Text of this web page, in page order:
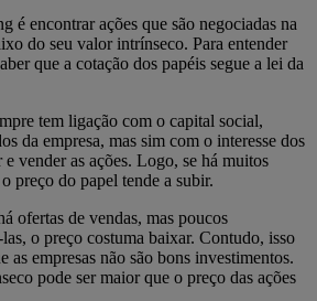
é encontrar ações que são negociadas na
do seu valor intrínseco. Para entender
que a cotação dos papéis segue a lei da
tem ligação com o capital social,
da empresa, mas sim com o interesse dos
vender as ações. Logo, se há muitos
preço do papel tende a subir.
ofertas de vendas, mas poucos
o preço costuma baixar. Contudo, isso
as empresas não são bons investimentos.
pode ser maior que o preço das ações